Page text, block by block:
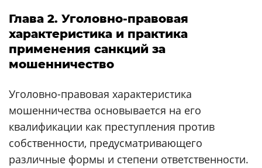
Глава 2. Уголовно-правовая
характеристика и практика
применения санкций за
мошенничество
Уголовно-правовая характеристика
мошенничества основывается на его
квалификации как преступления против
собственности, предусматривающего
различные формы и степени ответственности.